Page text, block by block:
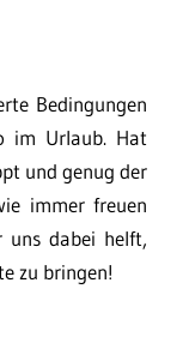
Bedingungen
im Urlaub. Hat
und genug der
immer freuen
uns dabei helft,
zu bringen!